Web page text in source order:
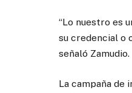
“Lo nuestro es
su credencial o
señaló Zamudio.
La campaña de